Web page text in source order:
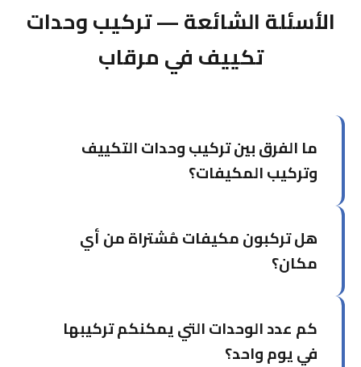
الأسئلة الشائعة — تركيب وحدات
تكييف في مرقاب
ما الفرق بين تركيب وحدات التكييف
وتركيب المكيفات؟
منفردة في غرف محددة، بينما تشمل خدمة تركيب
المكيفات الشاملة التصميم والتخطيط للمشاريع الأكبر.
هل تركبون مكيفات مُشتراة من أي
مكان؟
محل. يكفي إخبارنا بالماركة والموديل مسبقاً.
كم عدد الوحدات التي يمكنكم تركيبها
في يوم واحد؟